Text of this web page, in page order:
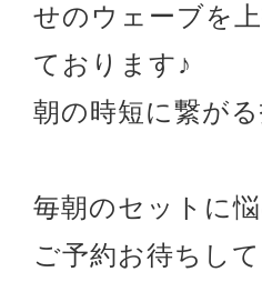
せのウェーブを
ております♪
朝の時短に繋が
毎朝のセットに
ご予約お待ちし